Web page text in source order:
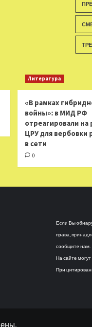
Литература
«В рамках
войны»: в МИД РФ
отреагировали на
ЦРУ для вербовки
в сети
0
Если Вы
права,
сообщите нам.
На сайте
При